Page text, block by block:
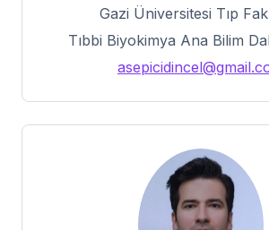
Gazi Üniversitesi Tıp
Tıbbi Biyokimya Ana Bilim